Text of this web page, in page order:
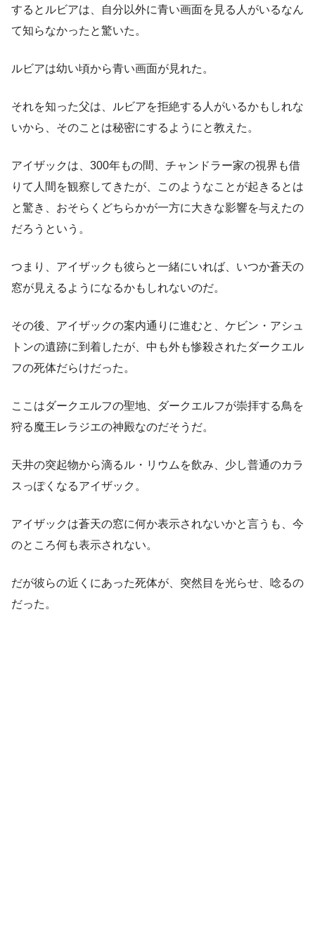
するとルビアは、自分以外に青い画面を見る人がいるなん
て知らなかったと驚いた。
ルビアは幼い頃から青い画面が見れた。
それを知った父は、ルビアを拒絶する人がいるかもしれな
いから、そのことは秘密にするようにと教えた。
アイザックは、300年もの間、チャンドラー家の視界も借
りて人間を観察してきたが、このようなことが起きるとは
と驚き、おそらくどちらかが一方に大きな影響を与えたの
だろうという。
つまり、アイザックも彼らと一緒にいれば、いつか蒼天の
窓が見えるようになるかもしれないのだ。
その後、アイザックの案内通りに進むと、ケビン・アシュ
トンの遺跡に到着したが、中も外も惨殺されたダークエル
フの死体だらけだった。
ここはダークエルフの聖地、ダークエルフが崇拝する鳥を
狩る魔王レラジエの神殿なのだそうだ。
天井の突起物から滴るル・リウムを飲み、少し普通のカラ
スっぽくなるアイザック。
アイザックは蒼天の窓に何か表示されないかと言うも、今
のところ何も表示されない。
だが彼らの近くにあった死体が、突然目を光らせ、唸るの
だった。